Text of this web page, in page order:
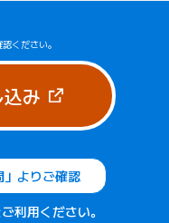
ください。
み（新しいタブ
」よりご確認
利用ください。